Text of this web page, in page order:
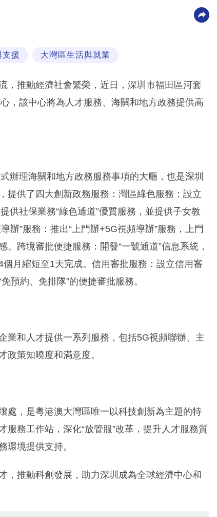
支援 大灣區生活與就業
，推動經濟社會繁榮，近日，深圳市福田區河套
，該中心將為人才服務、海關和地方政務提供高
辦理海關和地方政務服務事項的大廳，也是深圳
提供了四大創新政務服務：灣區綠色服務：設立
供社保業務“綠色通道”優質服務，並提供子女教
辦”服務：推出“上門辦+5G視頻導辦”服務，上門
跨境審批便捷服務：開發“一號通道”信息系統，
月縮短至1天完成。信用審批服務：設立信用審
預約、免排隊”的便捷審批服務。
業和人才提供一系列服務，包括5G視頻聯辦、主
政策知曉度和滿意度。
處，是粵港澳大灣區唯一以科技創新為主題的特
務工作站，深化“放管服”改革，提升人才服務質
環境提供支持。
，推動科創發展，助力深圳成為全球經濟中心和